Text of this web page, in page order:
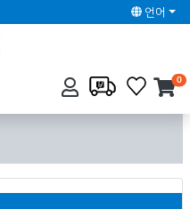
언어
0